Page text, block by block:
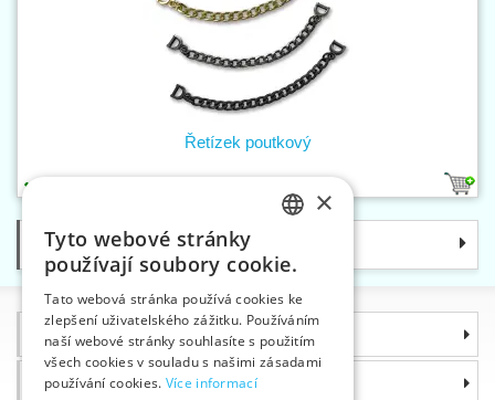
Řetízek poutkový
Kategorie
Informace
Proč si zvolit právě nás
ENGLISH
GERMAN
×
Tyto webové stránky
používají soubory cookie.
Tato webová stránka používá cookies ke
zlepšení uživatelského zážitku. Používáním
naší webové stránky souhlasíte s použitím
všech cookies v souladu s našimi zásadami
používání cookies. Více informací